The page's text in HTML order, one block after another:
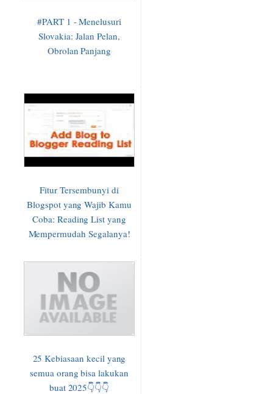
#PART 1 - Menelusuri
Slovakia: Jalan Pelan,
Obrolan Panjang
Fitur Tersembunyi di
Blogspot yang Wajib Kamu
Coba: Reading List yang
Mempermudah Segalanya!
25 Kebiasaan kecil yang
semua orang bisa lakukan
buat 2025👇👇👇